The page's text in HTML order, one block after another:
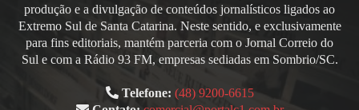
produção e a divulgação de conteúdos jornalísticos ligados ao
Extremo Sul de Santa Catarina. Neste sentido, e exclusivamente
para fins editoriais, mantém parceria com o Jornal Correio do
Sul e com a Rádio 93 FM, empresas sediadas em Sombrio/SC.
Telefone: (48) 9200-6615